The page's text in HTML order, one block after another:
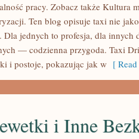
pracy. Zobacz także Kultura
Ten blog opisuje taxi nie
Dla jednych to profesja, dla innych
— codzienna przygoda. Taxi
i postoje, pokazując jak w [
i Inne